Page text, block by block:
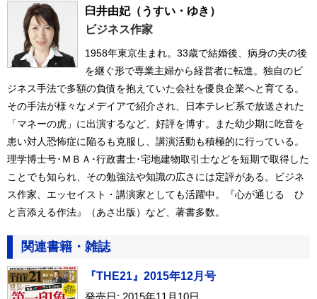
臼井由妃（うすい・ゆき）
ビジネス作家
1958年東京生まれ。33歳で結婚後、病身の夫の後
を継ぐ形で専業主婦から経営者に転進。独自のビ
ジネス手法で多額の負債を抱えていた会社を優良企業へと育てる。
その手法が様々なメデイアで紹介され、日本テレビ系で放送された
「マネーの虎」に出演するなど、好評を博す。また幼少期に吃音を
患い対人恐怖症に陥るも克服し、講演活動も積極的に行っている。
理学博士号･ＭＢＡ･行政書士･宅地建物取引士などを短期で取得した
ことでも知られ、その勉強法や知識の広さには定評がある。ビジネ
ス作家、エッセイスト・講演家としても活躍中。『心が通じる ひ
と言添える作法』（あさ出版）など、著書多数。
関連書籍・雑誌
『THE21』2015年12月号
発売日: 2015年11月10日